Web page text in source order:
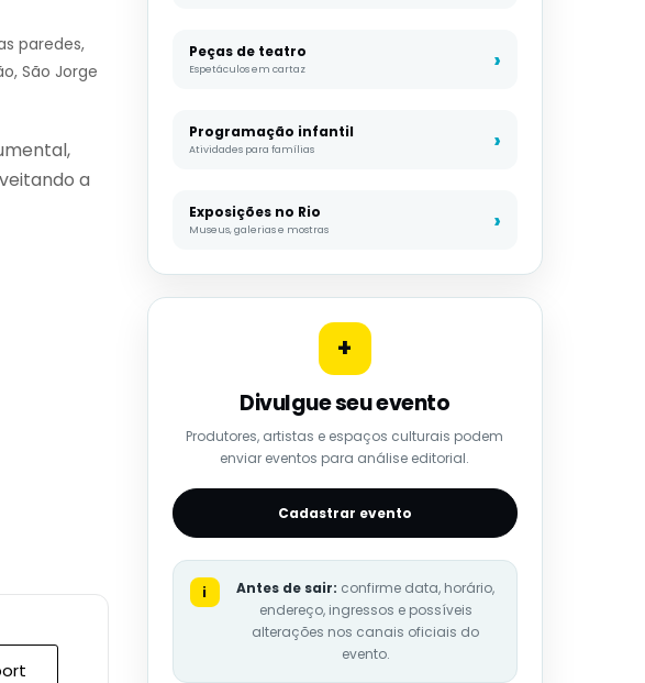
paredes,
São Jorge
a
Peças de teatro
Espetáculos em cartaz
Programação infantil
Atividades para famílias
Exposições no Rio
Museus, galerias e mostras
+
Divulgue seu evento
Produtores, artistas e espaços culturais podem
enviar eventos para análise editorial.
Cadastrar evento
i Antes de sair: confirme data, horário,
endereço, ingressos e possíveis
alterações nos canais oficiais do
evento.